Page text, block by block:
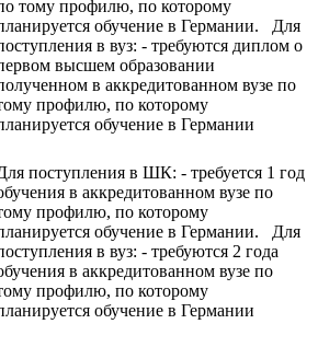
тому профилю, по которому
обучение в Германии. Для
в вуз: - требуются диплом о
высшем образовании
в аккредитованном вузе по
профилю, по которому
обучение в Германии
поступления в ШК: - требуется 1 год
в аккредитованном вузе по
профилю, по которому
обучение в Германии. Для
в вуз: - требуются 2 года
в аккредитованном вузе по
профилю, по которому
обучение в Германии